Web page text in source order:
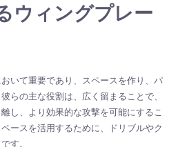
ウィングプレー
いて重要であり、スペースを作り、パ
らの主な役割は、広く留まることで、
し、より効果的な攻撃を可能にするこ
ースを活用するために、ドリブルやク
す。